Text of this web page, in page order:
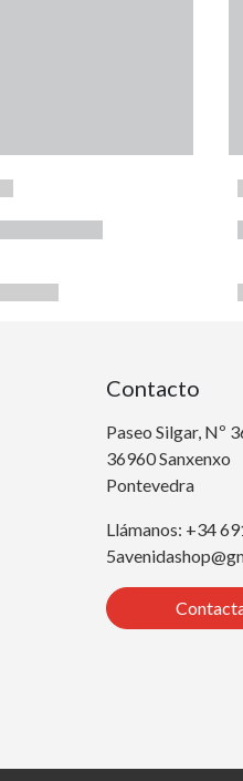
Contacto
Paseo Silgar, Nº
36960 Sanxenxo
Pontevedra
Llámanos: +34